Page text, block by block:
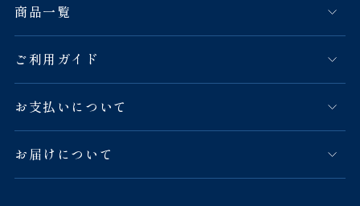
商品一覧
ご利用ガイド
お支払いについて
お届けについて